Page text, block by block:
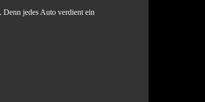
Denn jedes Auto verdient ein